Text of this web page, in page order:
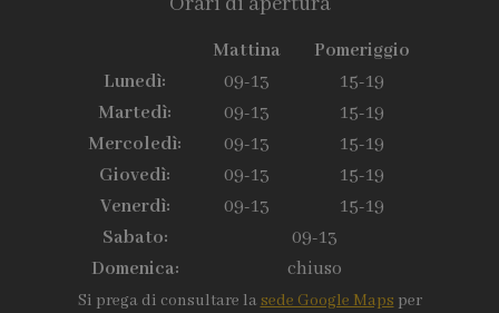
Mattina
Pomeriggio
Lunedì:
09-13
15-19
Martedì:
09-13
15-19
Mercoledì:
09-13
15-19
Giovedì:
09-13
15-19
Venerdì:
09-13
15-19
Sabato:
09-13
Domenica:
chiuso
Si prega di consultare la sede Google Maps per